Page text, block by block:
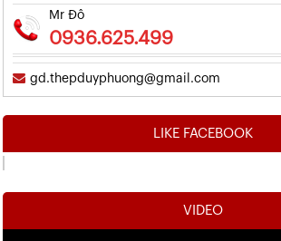
Mr Đô
0936.625.499
gd.thepduyphuong@gmail.com
LIKE FACEBOOK
VIDEO